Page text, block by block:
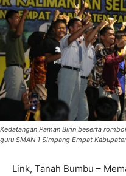
Kedatangan Paman Birin beserta
guru SMAN 1 Simpang Empat
Link, Tanah Bumbu –